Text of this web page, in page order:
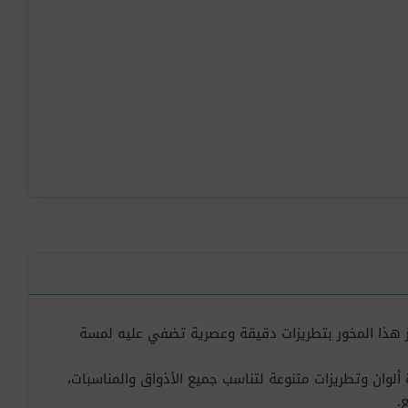
هذا المخور بتطريزات دقيقة وعصرية تضفي عليه لمسة
وتطريزات متنوعة لتناسب جميع الأذواق والمناسبات،